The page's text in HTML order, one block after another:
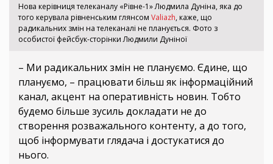
Нова керівниця телеканалу «Рівне-1» Людмила Дуніна, яка до
того керувала рівненським глянсом Valiazh, каже, що
радикальних змін на телеканалі не планується. Фото з
особистої фейсбук-сторінки Людмили Дуніної
– Ми радикальних змін не плануємо. Єдине, що
плануємо, – працювати більш як інформаційний
канал, акцент на оперативність новин. Тобто
будемо більше зусиль докладати не до
створення розважального контенту, а до того,
щоб інформувати глядача і достукатися до
нього.